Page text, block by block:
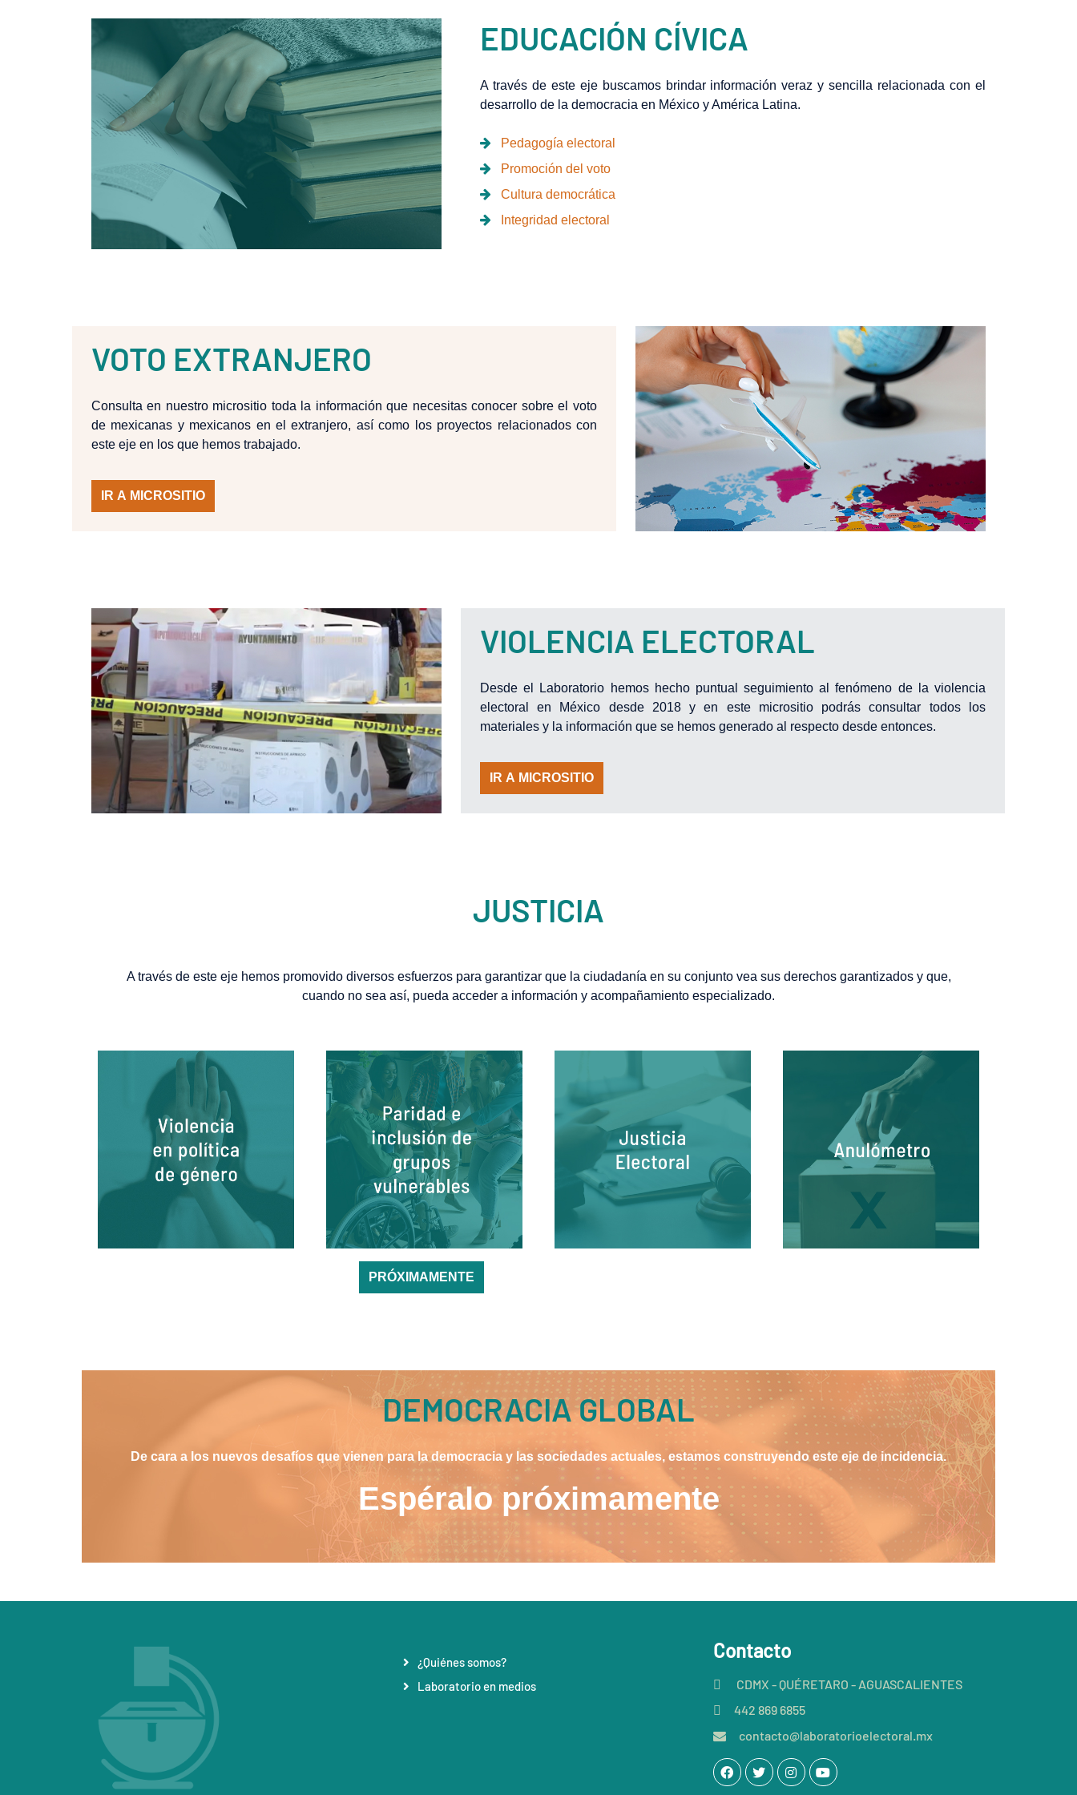
EDUCACIÓN CÍVICA
A través de este eje buscamos brindar información veraz y sencilla relacionada con el
desarrollo de la democracia en México y América Latina.
Pedagogía electoral
Promoción del voto
Cultura democrática
Integridad electoral
VOTO EXTRANJERO
Consulta en nuestro micrositio toda la información que necesitas conocer sobre el voto
de mexicanas y mexicanos en el extranjero, así como los proyectos relacionados con
este eje en los que hemos trabajado.
IR A MICROSITIO
VIOLENCIA ELECTORAL
Desde el Laboratorio hemos hecho puntual seguimiento al fenómeno de la violencia
electoral en México desde 2018 y en este micrositio podrás consultar todos los
materiales y la información que se hemos generado al respecto desde entonces.
IR A MICROSITIO
JUSTICIA
A través de este eje hemos promovido diversos esfuerzos para garantizar que la ciudadanía en su conjunto vea sus derechos garantizados y que,
cuando no sea así, pueda acceder a información y acompañamiento especializado.
PRÓXIMAMENTE
DEMOCRACIA GLOBAL
De cara a los nuevos desafíos que vienen para la democracia y las sociedades actuales, estamos construyendo este eje de incidencia.
Espéralo próximamente
¿Quiénes somos?
Laboratorio en medios
Contacto
CDMX - QUÉRETARO - AGUASCALIENTES
442 869 6855
contacto@laboratorioelectoral.mx